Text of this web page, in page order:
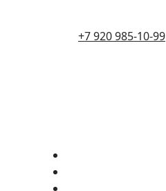
+7 920 985-10-99